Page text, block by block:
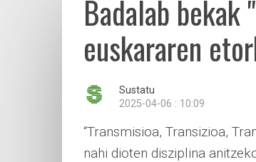
Badalab bekak
euskararen
Sustatu
2025-04-06 : 10:09
“Transmisioa, Transizioa,
nahi dioten disziplina